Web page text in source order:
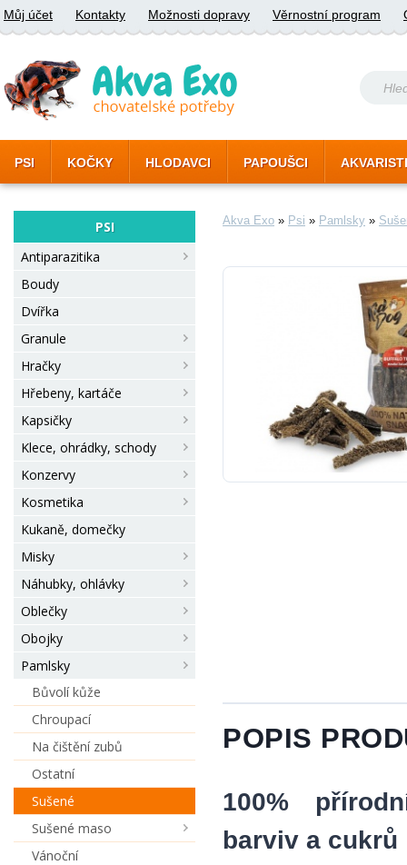
Můj účet Kontakty Možnosti dopravy Věrnostní program
PSI KOČKY HLODAVCI PAPOUŠCI
PSI
Antiparazitika
Boudy
Dvířka
Granule
Hračky
Hřebeny, kartáče
Kapsičky
Klece, ohrádky, schody
Konzervy
Kosmetika
Kukaně, domečky
Misky
Náhubky, ohlávky
Oblečky
Obojky
Pamlsky
Bůvolí kůže
Chroupací
Na čištění zubů
Ostatní
Sušené
Sušené maso
Vánoční
Akva Exo » Psi » Pamlsky »
POPIS
100%
barviv a cukrů